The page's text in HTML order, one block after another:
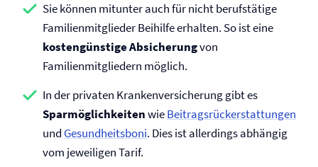
Sie können mitunter auch für nicht berufstätige
Familienmitglieder Beihilfe erhalten. So ist eine
kostengünstige Absicherungvon
Familienmitgliedern möglich.
In der privaten Kranken­versicherung gibt es
SparmöglichkeitenwieBeitragsrückerstattungen
und Gesundheitsboni. Dies ist allerdings abhängig
vom jeweiligen Tarif.